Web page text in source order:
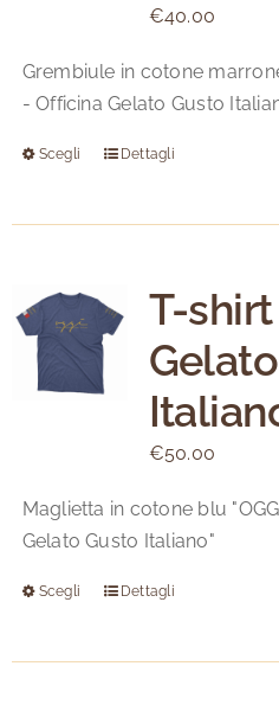
€40.00
Grembiule in cotone
- Officina Gelato Gusto
Scegli
Questo
ha
Le
opzioni
possono
essere
scelte
pagina
del
Dettagli
T-
€50.00
Maglietta in cotone blu
Gelato Gusto Italiano"
Scegli
Questo
ha
Dettagli